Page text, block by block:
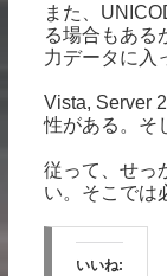
また、
る場合もある
力データに入
Vista, Server
性がある。そ
従って、せっ
い。そこでは
いいね: